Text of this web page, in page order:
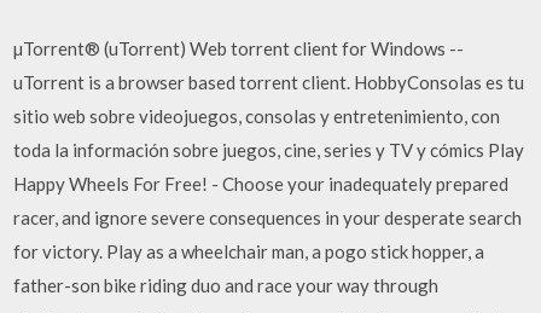
µTorrent® (uTorrent) Web torrent client for Windows --
uTorrent is a browser based torrent client. HobbyConsolas es tu
sitio web sobre videojuegos, consolas y entretenimiento, con
toda la información sobre juegos, cine, series y TV y cómics Play
Happy Wheels For Free! - Choose your inadequately prepared
racer, and ignore severe consequences in your desperate search
for victory. Play as a wheelchair man, a pogo stick hopper, a
father-son bike riding duo and race your way through